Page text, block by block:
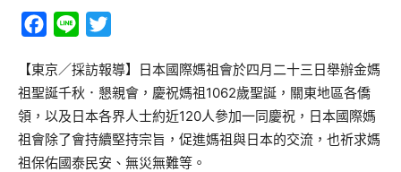
Facebook
Line
【東京／採訪報導】日本國際媽祖會於四月二十三日舉辦金媽
祖聖誕千秋．懇親會，慶祝媽祖1062歲聖誕，關東地區各僑
領，以及日本各界人士約近120人參加一同慶祝，日本國際媽
祖會除了會持續堅持宗旨，促進媽祖與日本的交流，也祈求媽
祖保佑國泰民安、無災無難等。